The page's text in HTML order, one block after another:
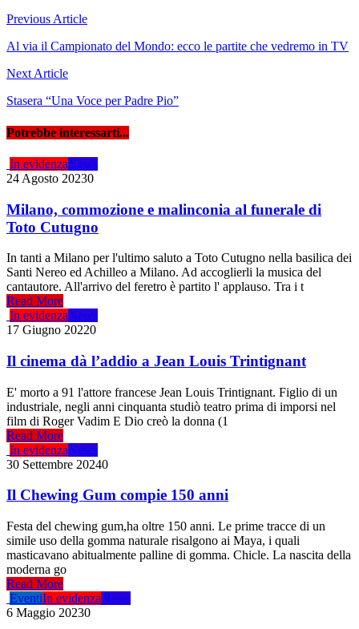
Navigazione
articoli
Previous Article
Al via il Campionato del Mondo: ecco le partite che vedremo in TV
Next Article
Stasera “Una Voce per Padre Pio”
Potrebbe interessarti...
In evidenzaNews
24 Agosto 20230
Milano, commozione e malinconia al funerale di
Toto Cutugno
In tanti a Milano per l'ultimo saluto a Toto Cutugno nella basilica dei
Santi Nereo ed Achilleo a Milano. Ad accoglierli la musica del
cantautore. All'arrivo del feretro è partito l' applauso. Tra i t
Read More
In evidenzaNews
17 Giugno 20220
Il cinema dà l’addio a Jean Louis Trintignant
E' morto a 91 l'attore francese Jean Louis Trintignant. Figlio di un
industriale, negli anni cinquanta studiò teatro prima di imporsi nel
film di Roger Vadim E Dio creò la donna (1
Read More
In evidenzaNews
30 Settembre 20240
Il Chewing Gum compie 150 anni
Festa del chewing gum,ha oltre 150 anni. Le prime tracce di un
simile uso della gomma naturale risalgono ai Maya, i quali
masticavano abitualmente palline di gomma. Chicle. La nascita della
moderna go
Read More
EventiIn evidenzaNews
6 Maggio 20230